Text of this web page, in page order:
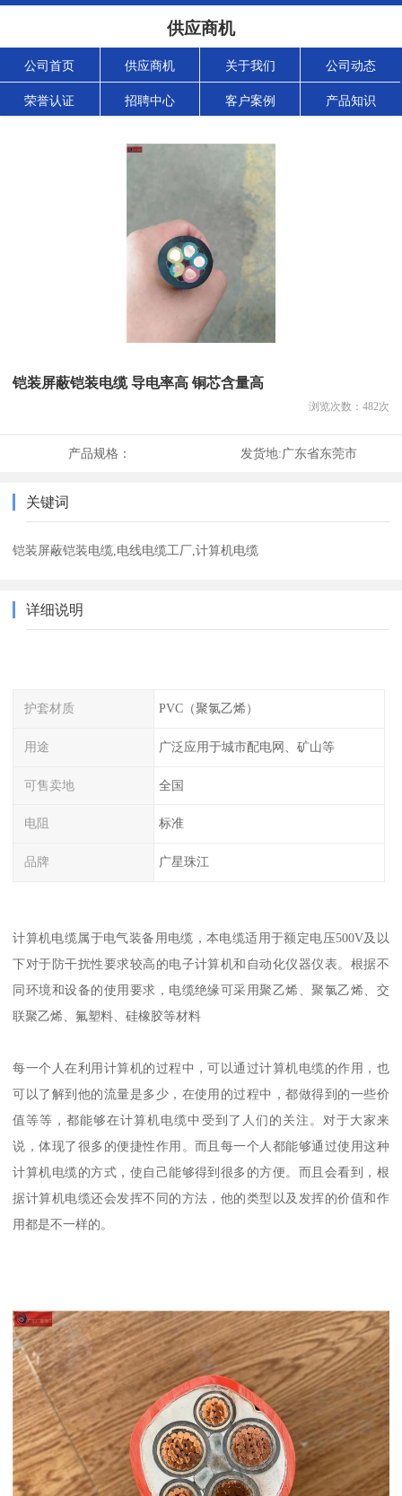
供应商机
公司首页 供应商机 关于我们 公司动态
荣誉认证 招聘中心 客户案例 产品知识
铠装屏蔽铠装电缆 导电率高 铜芯含量高
浏览次数： 482次
产品规格： 发货地:广东省东莞市
关键词
铠装屏蔽铠装电缆,电线电缆工厂,计算机电缆
详细说明
护套材质 PVC（聚氯乙烯）
用途 广泛应用于城市配电网、矿山等
可售卖地 全国
电阻 标准
品牌 广星珠江
计算机电缆属于电气装备用电缆，本电缆适用于额定电压500V及以
下对于防干扰性要求较高的电子计算机和自动化仪器仪表。根据不
同环境和设备的使用要求，电缆绝缘可采用聚乙烯、聚氯乙烯、交
联聚乙烯、氟塑料、硅橡胶等材料
每一个人在利用计算机的过程中，可以通过计算机电缆的作用，也
可以了解到他的流量是多少，在使用的过程中，都做得到的一些价
值等等，都能够在计算机电缆中受到了人们的关注。对于大家来
说，体现了很多的便捷性作用。而且每一个人都能够通过使用这种
计算机电缆的方式，使自己能够得到很多的方便。而且会看到，根
据计算机电缆还会发挥不同的方法，他的类型以及发挥的价值和作
用都是不一样的。